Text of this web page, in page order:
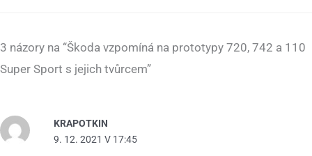
3 názory na “Škoda vzpomíná na prototypy 720, 742 a 110
Super Sport s jejich tvůrcem”
KRAPOTKIN
9. 12. 2021 V 17:45